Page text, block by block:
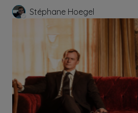
Stéphane Hoegel